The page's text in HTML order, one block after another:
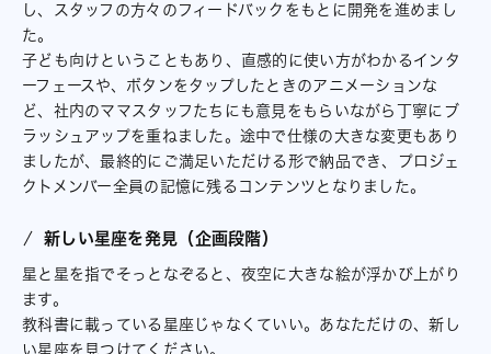
し、スタッフの方々のフィードバックをもとに開発を進めまし
た。
子ども向けということもあり、直感的に使い方がわかるインタ
ーフェースや、ボタンをタップしたときのアニメーションな
ど、社内のママスタッフたちにも意見をもらいながら丁寧にブ
ラッシュアップを重ねました。途中で仕様の大きな変更もあり
ましたが、最終的にご満足いただける形で納品でき、プロジェ
クトメンバー全員の記憶に残るコンテンツとなりました。
新しい星座を発見（企画段階）
星と星を指でそっとなぞると、夜空に大きな絵が浮かび上がり
ます。
教科書に載っている星座じゃなくていい。あなただけの、新し
い星座を見つけてください。